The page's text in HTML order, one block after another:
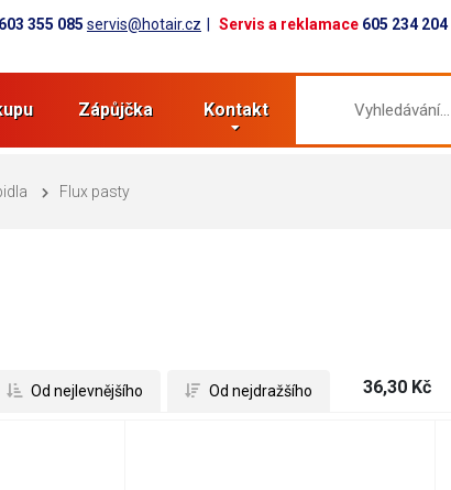
603 355 085 servis@hotair.cz Servis a reklamace 605 234 204
Zápůjčka Kontakt
Flux pasty
Od nejlevnějšího Od nejdražšího 36,30 Kč